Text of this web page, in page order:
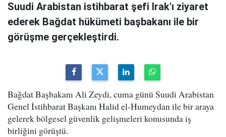
Suudi Arabistan istihbarat şefi Irak'ı ziyaret
ederek Bağdat hükümeti başbakanı ile bir
görüşme gerçekleştirdi.
Bağdat Başbakanı Ali Zeydi, cuma günü Suudi Arabistan
Genel İstihbarat Başkanı Halid el-Humeydan ile bir araya
gelerek bölgesel güvenlik gelişmeleri konusunda iş
birliğini görüştü.